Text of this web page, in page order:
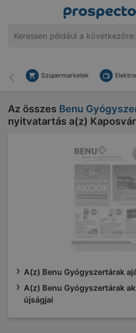
Vissza
Szupermarketek
Az összes Benu
nyitvatartás a(z)
A(z) Benu Gyógyszertárak
A(z) Benu Gyógyszertárak
újságjai